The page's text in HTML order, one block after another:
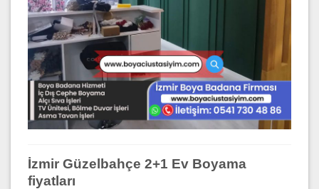
İzmir Güzelbahçe 2+1 Ev Boyama
fiyatları